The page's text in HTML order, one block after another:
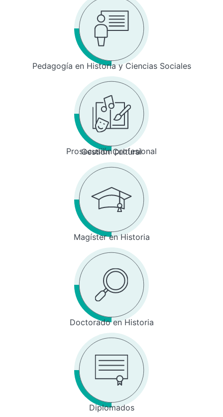
Pedagogía en Historia y Ciencias Sociales
Prosecusión profesional
Gestión Cultural
Magíster en Historia
Doctorado en Historia
Diplomados